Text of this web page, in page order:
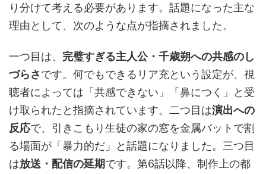
り分けて考える必要があります。話題になった主な
理由として、次のような点が指摘されました。
一つ目は、 完璧すぎる主人公・千歳朔への共感のし
づらさです。何でもできるリア充という設定が、視
聴者によっては「共感できない」「鼻につく」と受
け取られたと指摘されています。二つ目は演出への
反応で、引きこもり生徒の家の窓を金属バットで割
る場面が「暴力的だ」と話題になりました。三つ目
は放送・配信の延期です。第6話以降、制作上の都